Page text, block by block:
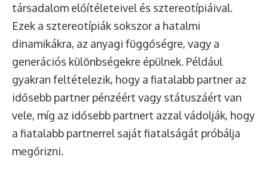
társadalom előítéleteivel és sztereotípiáival.
Ezek a sztereotípiák sokszor a hatalmi
dinamikákra, az anyagi függőségre, vagy a
generációs különbségekre épülnek. Például
gyakran feltételezik, hogy a fiatalabb partner az
idősebb partner pénzéért vagy státuszáért van
vele, míg az idősebb partnert azzal vádolják, hogy
a fiatalabb partnerrel saját fiatalságát próbálja
megőrizni.